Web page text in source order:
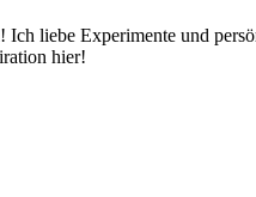
liebe Experimente und
hier!